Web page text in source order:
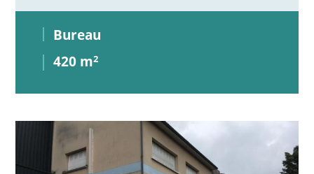
Bureau
420 m2